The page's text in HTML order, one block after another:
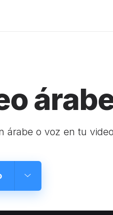
árabe o voz en tu video